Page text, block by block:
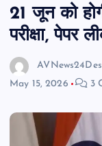
21 जून को
परीक्षा, पेपर
May 15, 2026
3